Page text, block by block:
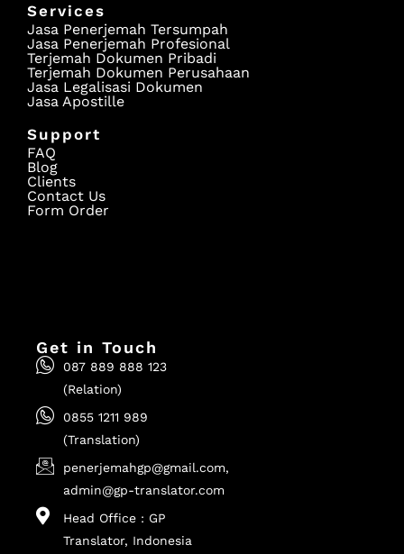
Services
Jasa Penerjemah Tersumpah
Jasa Penerjemah Profesional
Terjemah Dokumen Pribadi
Terjemah Dokumen Perusahaan
Jasa Legalisasi Dokumen
Jasa Apostille
Support
FAQ
Blog
Clients
Contact Us
Form Order
Get in Touch
087 889 888 123
(Relation)
0855 1211 989
(Translation)
penerjemahgp@gmail.com,
admin@gp-translator.com
Head Office : GP
Translator, Indonesia